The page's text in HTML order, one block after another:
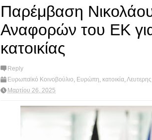
Παρέμβαση
Αναφορών του ΕΚ
κατοικίας
Reply
Ευρωπαϊκό Κοινοβούλιο Ευρώπη κατοικία
Μαρτίου 26, 2025